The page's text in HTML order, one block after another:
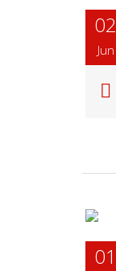
02
Jun
01